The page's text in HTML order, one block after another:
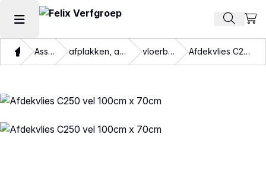
Hoofdmenu openen Zoek
ThuisAssortiment afplakken, afdekken, verpakken vloerbescherming Afdekvlies C250 vel 100cm x 70cm